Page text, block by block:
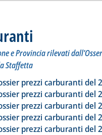
e Provincia rilevati
Staffetta
tutta la notizia: 'Dossier
prezzi carburanti del
prezzi carburanti del
prezzi carburanti del
prezzi carburanti del
prezzi carburanti del